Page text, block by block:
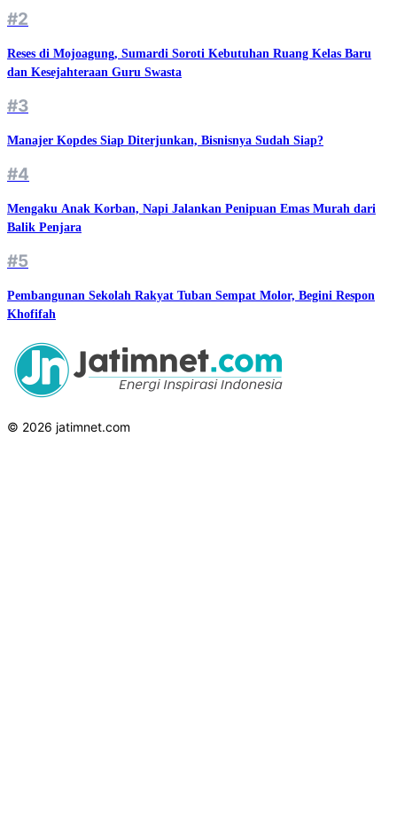
#2
Reses di Mojoagung, Sumardi Soroti Kebutuhan Ruang Kelas Baru
dan Kesejahteraan Guru Swasta
#3
Manajer Kopdes Siap Diterjunkan, Bisnisnya Sudah Siap?
#4
Mengaku Anak Korban, Napi Jalankan Penipuan Emas Murah dari
Balik Penjara
#5
Pembangunan Sekolah Rakyat Tuban Sempat Molor, Begini Respon
Khofifah
© 2026 jatimnet.com